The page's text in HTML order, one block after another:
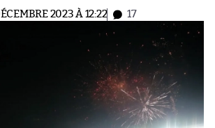
2023 À 12:22 17